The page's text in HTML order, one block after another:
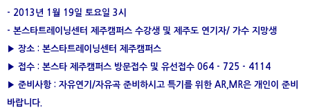
- 2013년 1월 19일 토요일 3시
- 본스타트레이닝센터 제주캠퍼스 수강생 및 제주도 연기자/ 가수 지망생
▶ 장소 : 본스타트레이닝센터 제주캠퍼스
▶ 접수 : 본스타 제주캠퍼스 방문접수 및 유선접수 064 - 725 - 4114
▶ 준비사항 : 자유연기/자유곡 준비하시고 특기를 위한 AR,MR은 개인이 준비
바랍니다.